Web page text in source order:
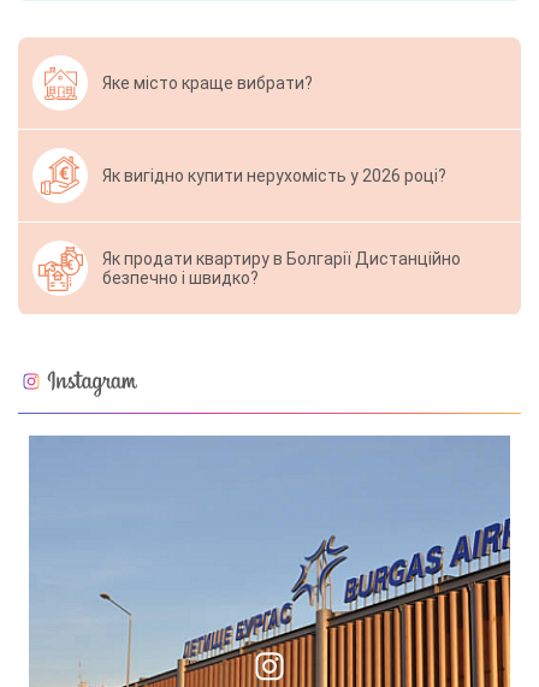
Яке місто краще вибрати?
Як вигідно купити нерухомість у 2026 році?
Як продати квартиру в Болгарії Дистанційно
безпечно і швидко?